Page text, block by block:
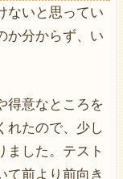
ないと思ってい
か分からず、い
得意なところを
れたので、少し
ました。テスト
て前より前向き